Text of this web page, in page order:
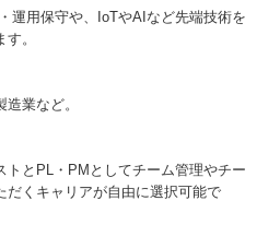
運用保守や、IoTやAIなど先端技術を
。
業など。
トとPL・PMとしてチーム管理やチー
だくキャリアが自由に選択可能で